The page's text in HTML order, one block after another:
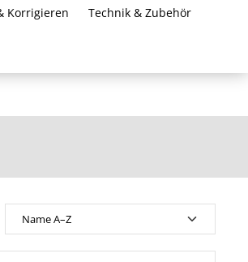
Korrigieren Technik & Zubehör